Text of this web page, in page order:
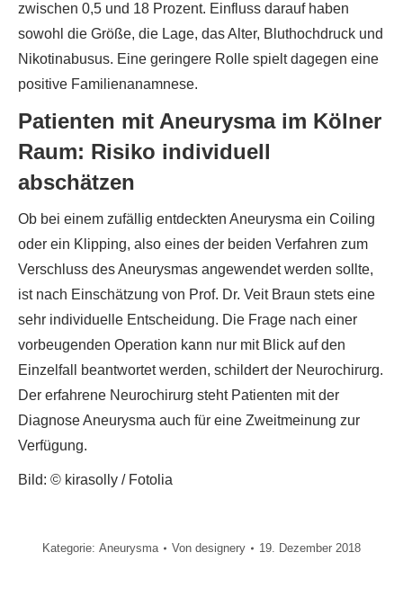
zwischen 0,5 und 18 Prozent. Einfluss darauf haben
sowohl die Größe, die Lage, das Alter, Bluthochdruck und
Nikotinabusus. Eine geringere Rolle spielt dagegen eine
positive Familienanamnese.
Patienten mit Aneurysma im Kölner
Raum: Risiko individuell
abschätzen
Ob bei einem zufällig entdeckten Aneurysma ein Coiling
oder ein Klipping, also eines der beiden Verfahren zum
Verschluss des Aneurysmas angewendet werden sollte,
ist nach Einschätzung von Prof. Dr. Veit Braun stets eine
sehr individuelle Entscheidung. Die Frage nach einer
vorbeugenden Operation kann nur mit Blick auf den
Einzelfall beantwortet werden, schildert der Neurochirurg.
Der erfahrene Neurochirurg steht Patienten mit der
Diagnose Aneurysma auch für eine Zweitmeinung zur
Verfügung.
Bild: © kirasolly / Fotolia
Kategorie: Aneurysma Von designery 19. Dezember 2018